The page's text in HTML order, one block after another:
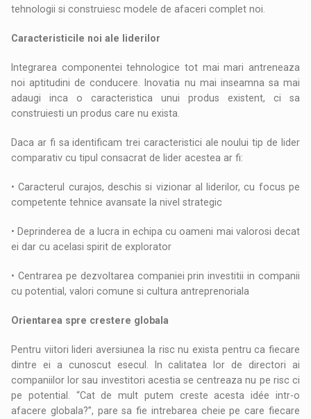
tehnologii si construiesc modele de afaceri complet noi.
Caracteristicile noi ale liderilor
Integrarea componentei tehnologice tot mai mari antreneaza
noi aptitudini de conducere. Inovatia nu mai inseamna sa mai
adaugi inca o caracteristica unui produs existent, ci sa
construiesti un produs care nu exista.
Daca ar fi sa identificam trei caracteristici ale noului tip de lider
comparativ cu tipul consacrat de lider acestea ar fi:
• Caracterul curajos, deschis si vizionar al liderilor, cu focus pe
competente tehnice avansate la nivel strategic
• Deprinderea de a lucra in echipa cu oameni mai valorosi decat
ei dar cu acelasi spirit de explorator
• Centrarea pe dezvoltarea companiei prin investitii in companii
cu potential, valori comune si cultura antreprenoriala
Orientarea spre crestere globala
Pentru viitori lideri aversiunea la risc nu exista pentru ca fiecare
dintre ei a cunoscut esecul. In calitatea lor de directori ai
companiilor lor sau investitori acestia se centreaza nu pe risc ci
pe potential. “Cat de mult putem creste acesta idée intr-o
afacere globala?”, pare sa fie intrebarea cheie pe care fiecare